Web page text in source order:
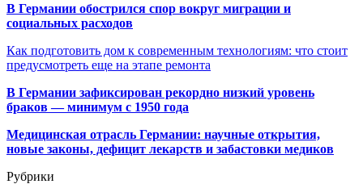
В Германии обострился спор вокруг миграции и
социальных расходов
Как подготовить дом к современным технологиям: что стоит
предусмотреть еще на этапе ремонта
В Германии зафиксирован рекордно низкий уровень
браков — минимум с 1950 года
Медицинская отрасль Германии: научные открытия,
новые законы, дефицит лекарств и забастовки медиков
Рубрики